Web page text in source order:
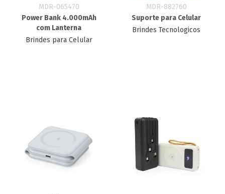
MDR-065470
Power Bank 4.000mAh
com Lanterna
Brindes para Celular
MDR-882760
Suporte para Celular
Brindes Tecnologicos